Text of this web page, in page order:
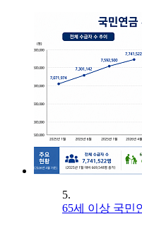
5.
65세 이상 국민